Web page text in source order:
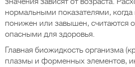
нормальными показателями, когда
понижен или завышен, считаются
опасными для здоровья.
Главная биожидкость организма
плазмы и форменных элементов,